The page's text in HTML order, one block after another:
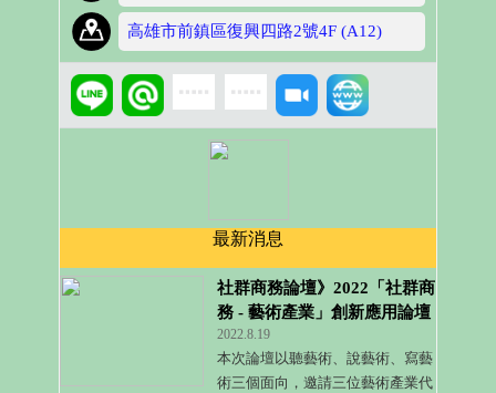
高雄市前鎮區復興四路2號4F (A12)
最新消息
社群商務論壇》2022「社群商
務 - 藝術產業」創新應用論壇
暨 藝術創作聯展
2022.8.19
本次論壇以聽藝術、說藝術、寫藝
術三個面向，邀請三位藝術產業代